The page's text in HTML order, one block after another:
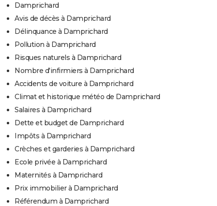
Damprichard
Avis de décès à Damprichard
Délinquance à Damprichard
Pollution à Damprichard
Risques naturels à Damprichard
Nombre d'infirmiers à Damprichard
Accidents de voiture à Damprichard
Climat et historique météo de Damprichard
Salaires à Damprichard
Dette et budget de Damprichard
Impôts à Damprichard
Crèches et garderies à Damprichard
Ecole privée à Damprichard
Maternités à Damprichard
Prix immobilier à Damprichard
Référendum à Damprichard